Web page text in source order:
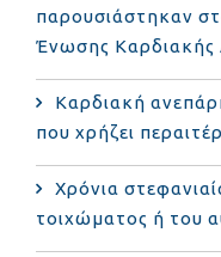
παρουσιάστηκαν
Ένωσης Καρδιακής
Καρδιακή
που χρήζει
Χρόνια
τοιχώματος ή του